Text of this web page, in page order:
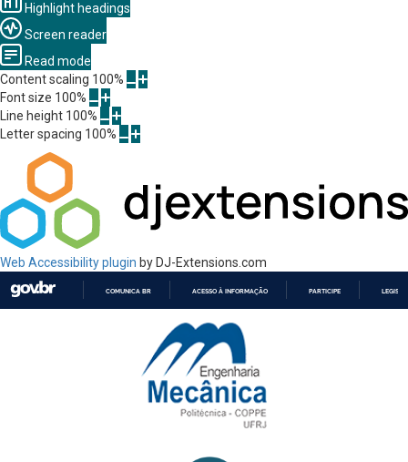
Highlight headings
Screen reader
Read mode
Content scaling 100%
Font size 100%
Line height 100%
Letter spacing 100%
Web Accessibility plugin by DJ-Extensions.com
PARA
CONTEÚDO
COMUNICA BR ACESSO À INFORMAÇÃO PARTICIPE